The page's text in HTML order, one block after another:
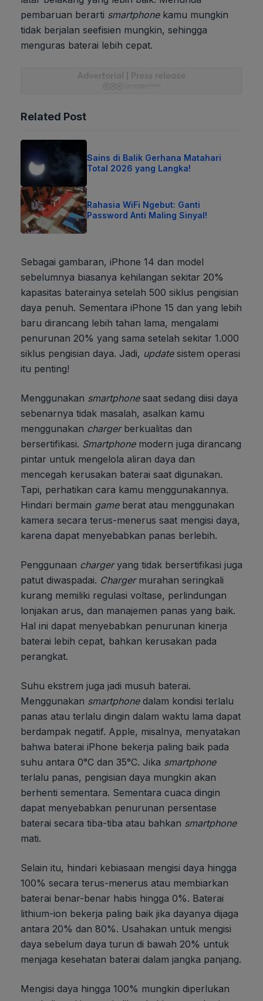
pembaruan berarti smartphonekamu mungkin
tidak berjalan seefisien mungkin, sehingga
menguras baterai lebih cepat.
Related Post
Sains di Balik Gerhana Matahari
Total 2026 yang Langka!
Rahasia WiFi Ngebut: Ganti
Password Anti Maling Sinyal!
Sebagai gambaran, iPhone 14 dan model
sebelumnya biasanya kehilangan sekitar 20%
kapasitas baterainya setelah 500 siklus pengisian
daya penuh. Sementara iPhone 15 dan yang lebih
baru dirancang lebih tahan lama, mengalami
penurunan 20% yang sama setelah sekitar 1.000
siklus pengisian daya. Jadi, updatesistem operasi
itu penting!
Menggunakan smartphonesaat sedang diisi daya
sebenarnya tidak masalah, asalkan kamu
menggunakan chargerberkualitas dan
bersertifikasi. Smartphonemodern juga dirancang
pintar untuk mengelola aliran daya dan
mencegah kerusakan baterai saat digunakan.
Tapi, perhatikan cara kamu menggunakannya.
Hindari bermain gameberat atau menggunakan
kamera secara terus-menerus saat mengisi daya,
karena dapat menyebabkan panas berlebih.
Penggunaan chargeryang tidak bersertifikasi juga
patut diwaspadai. Chargermurahan seringkali
kurang memiliki regulasi voltase, perlindungan
lonjakan arus, dan manajemen panas yang baik.
Hal ini dapat menyebabkan penurunan kinerja
baterai lebih cepat, bahkan kerusakan pada
perangkat.
Suhu ekstrem juga jadi musuh baterai.
Menggunakan smartphonedalam kondisi terlalu
panas atau terlalu dingin dalam waktu lama dapat
berdampak negatif. Apple, misalnya, menyatakan
bahwa baterai iPhone bekerja paling baik pada
suhu antara 0°C dan 35°C. Jika smartphone
terlalu panas, pengisian daya mungkin akan
berhenti sementara. Sementara cuaca dingin
dapat menyebabkan penurunan persentase
baterai secara tiba-tiba atau bahkan smartphone
mati.
Selain itu, hindari kebiasaan mengisi daya hingga
100% secara terus-menerus atau membiarkan
baterai benar-benar habis hingga 0%. Baterai
lithium-ion bekerja paling baik jika dayanya dijaga
antara 20% dan 80%. Usahakan untuk mengisi
daya sebelum daya turun di bawah 20% untuk
menjaga kesehatan baterai dalam jangka panjang.
Mengisi daya hingga 100% mungkin diperlukan